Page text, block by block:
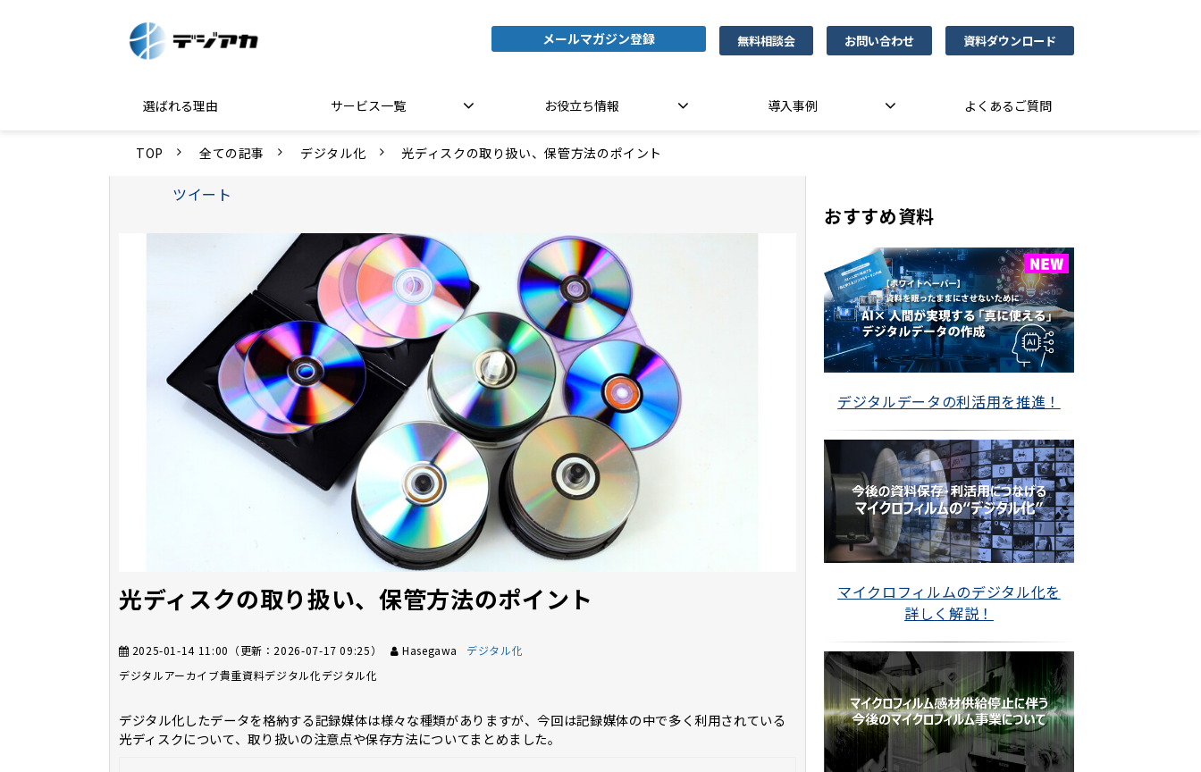
メールマガジン登録 無料相談会 お問い合わせ 資料ダウンロード
選ばれる理由 サービス一覧 お役立ち情報 導入事例 よくあるご質問
TOP 全ての記事 デジタル化 光ディスクの取り扱い、保管方法のポイント
ツイート
光ディスクの取り扱い、保管方法のポイント
2025-01-14 11:00 （更新： 2026-07-17 09:25） Hasegawa
デジタル化
デジタルアーカイブ貴重資料デジタル化デジタル化
デジタル化したデータを格納する記録媒体は様々な種類がありますが、今回は記録媒体の中で多く利用されている
光ディスクについて、取り扱いの注意点や保存方法についてまとめました。
おすすめ資料
デジタルデータの利活用を推進！
マイクロフィルムのデジタル化を
詳しく解説！